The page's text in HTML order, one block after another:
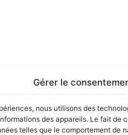
Gérer le
nous utilisons des
des appareils. Le fait de
telles que le comportement de